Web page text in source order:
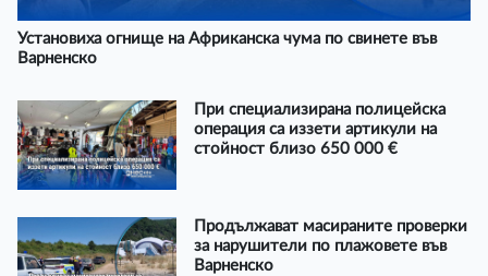
Установиха огнище на Африканска чума по свинете във
Варненско
При специализирана полицейска
операция са иззети артикули на
стойност близо 650 000 €
Продължават масираните проверки
за нарушители по плажовете във
Варненско